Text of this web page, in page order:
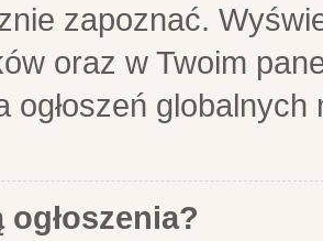
zapoznać.
oraz w Twoim
ogłoszeń
ogłoszenia?